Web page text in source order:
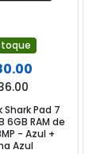
Pad 7
6GB RAM de
- Azul +
Azul